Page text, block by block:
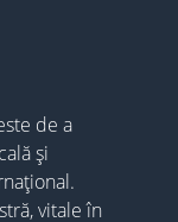
de a
și
vitale în